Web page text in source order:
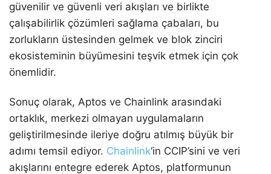
güvenilir ve güvenli veri akışları ve birlikte
çalışabilirlik çözümleri sağlama çabaları, bu
zorlukların üstesinden gelmek ve blok zinciri
ekosisteminin büyümesini teşvik etmek için çok
önemlidir.
Sonuç olarak, Aptos ve Chainlink arasındaki
ortaklık, merkezi olmayan uygulamaların
geliştirilmesinde ileriye doğru atılmış büyük bir
adımı temsil ediyor. Chainlink‘in CCIP’sini ve veri
akışlarını entegre ederek Aptos, platformunun